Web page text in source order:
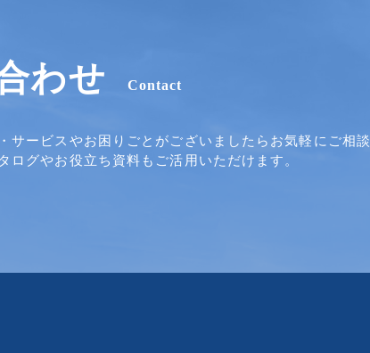
わせ Contact
サービスやお困りごとがございましたらお気軽にご相談
ログやお役立ち資料もご活用いただけます。